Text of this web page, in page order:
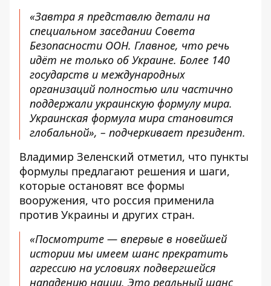
«Завтра я представлю детали на
специальном заседании Совета
Безопасности ООН. Главное, что речь
идёт не только об Украине. Более 140
государств и международных
организаций полностью или частично
поддержали украинскую формулу мира.
Украинская формула мира становится
глобальной», – подчеркивает президент.
Владимир Зеленский отметил, что пункты
формулы предлагают решения и шаги,
которые остановят все формы
вооружения, что россия применила
против Украины и других стран.
«Посмотрите — впервые в новейшей
истории мы имеем шанс прекратить
агрессию на условиях подвергшейся
нападению нации. Это реальный шанс